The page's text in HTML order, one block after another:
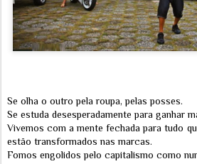
Se olha o outro pela roupa, pelas posses.
Se estuda desesperadamente para ganhar
Vivemos com a mente fechada para tudo
estão transformados nas marcas.
Fomos engolidos pelo capitalismo como